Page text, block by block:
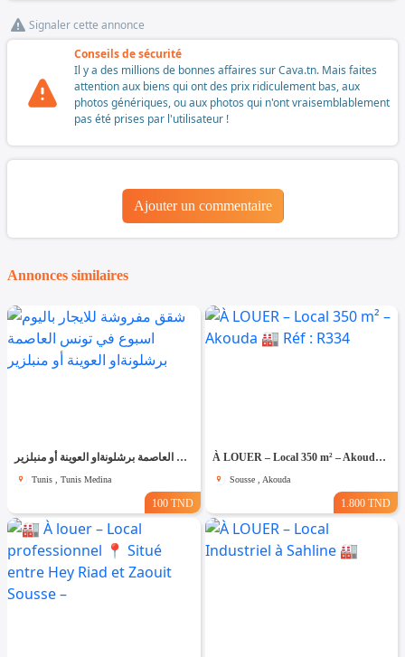
Signaler cette annonce
Conseils de sécurité
Il y a des millions de bonnes affaires sur Cava.tn. Mais faites
attention aux biens qui ont des prix ridiculement bas, aux
photos génériques, ou aux photos qui n'ont vraisemblablement
pas été prises par l'utilisateur !
Ajouter un commentaire
Annonces similaires
شقق مفروشة للايجار باليوم اسبوع في تونس العاصمة برشلونةاو العوينة أو منبلزير
Tunis , Tunis Medina
100 TND
À LOUER – Local 350 m² – Akouda 🏭 Réf : R334
Sousse , Akouda
1.800 TND